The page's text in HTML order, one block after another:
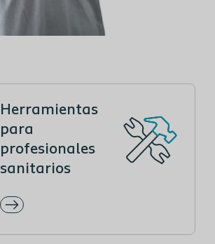
Herramientas
para
profesionales
sanitarios